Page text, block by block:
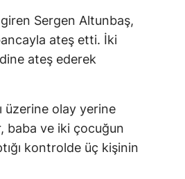
Sergen Altunbaş,
ateş etti. İki
ateş ederek
üzerine olay yerine
baba ve iki çocuğun
kontrolde üç kişinin